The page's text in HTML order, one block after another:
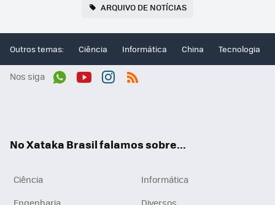
ARQUIVO DE NOTÍCIAS
Outros temas: Ciência Informática China Tecnologia
Nos siga
No Xataka Brasil falamos sobre...
Ciência
Informática